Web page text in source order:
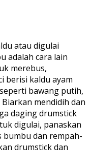
atau digulai
adalah cara lain
merebus,
berisi kaldu ayam
bawang putih,
mendidih dan
daging drumstick
digulai, panaskan
bumbu dan rempah-
drumstick dan